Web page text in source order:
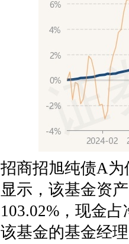
招商招旭纯债A
显示，该基金资
103.02%，现金
该基金的基金经